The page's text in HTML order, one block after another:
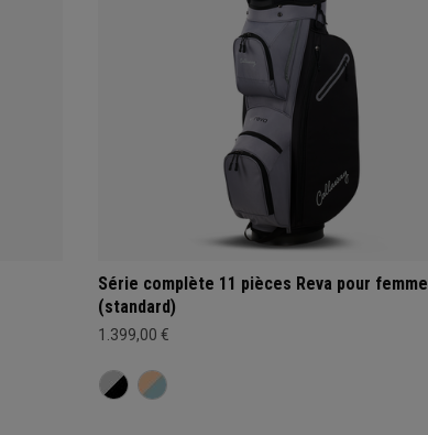
Série complète 11 pièces Reva pour femme
(standard)
1.399,00 €